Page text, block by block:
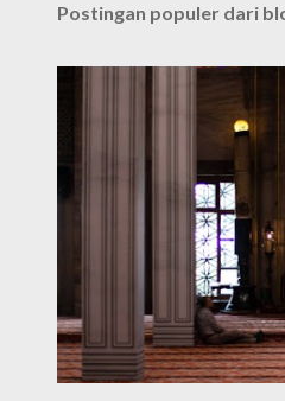
Postingan populer dari